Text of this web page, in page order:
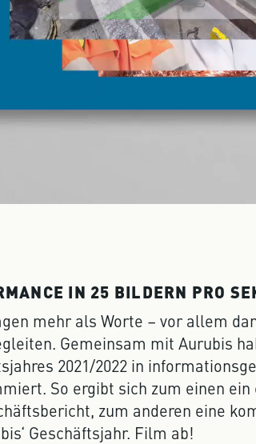
IN 25 BILDERN PRO
mehr als Worte – vor allem
Gemeinsam mit Aurubis
2021/2022 in
So ergibt sich zum einen
zum anderen eine
Geschäftsjahr. Film ab!